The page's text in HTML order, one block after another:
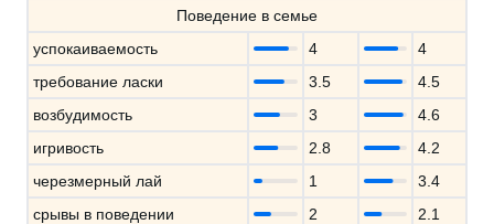
Поведение в семье
успокаиваемость
4
4
требование ласки
3.5
4.5
возбудимость
3
4.6
игривость
2.8
4.2
черезмерный лай
1
3.4
срывы в поведении
2
2.1